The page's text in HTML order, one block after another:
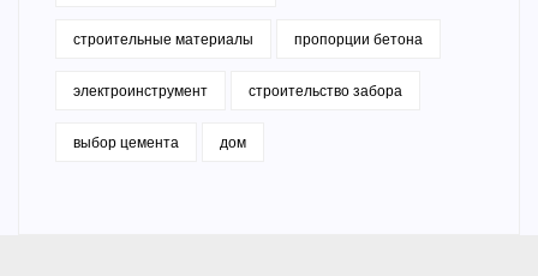
строительные материалы пропорции бетона
электроинструмент строительство забора
выбор цемента дом